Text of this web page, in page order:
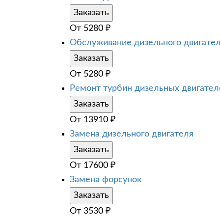
Заказать
От 5280 ₽
Обслуживание дизельного
Заказать
От 5280 ₽
Ремонт турбин дизельных
Заказать
От 13910 ₽
Замена дизельного двигателя
Заказать
От 17600 ₽
Замена форсунок
Заказать
От 3530 ₽